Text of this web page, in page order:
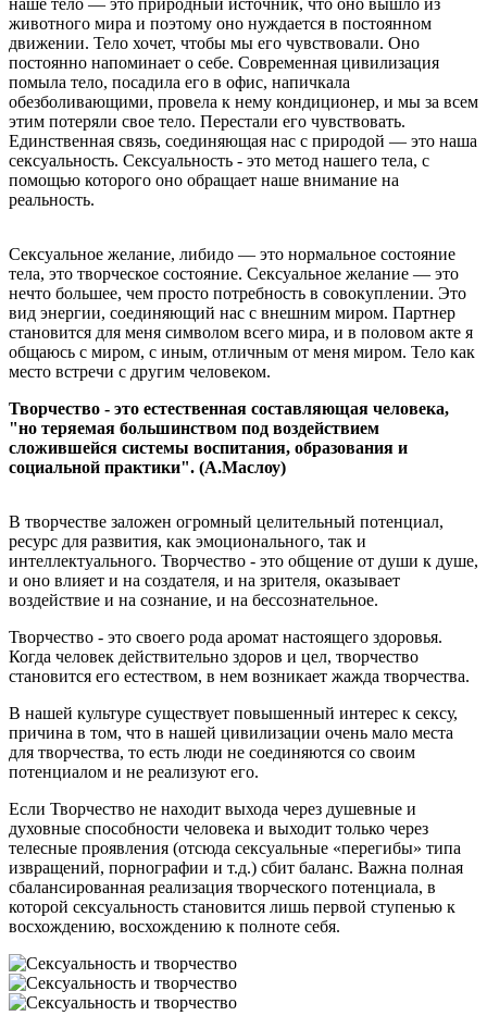
животного мира и поэтому оно нуждается в постоянном
движении. Тело хочет, чтобы мы его чувствовали. Оно
постоянно напоминает о себе. Современная цивилизация
помыла тело, посадила его в офис, напичкала
обезболивающими, провела к нему кондиционер, и мы за всем
этим потеряли свое тело. Перестали его чувствовать.
Единственная связь, соединяющая нас с природой — это наша
сексуальность. Сексуальность - это метод нашего тела, с
помощью которого оно обращает наше внимание на
реальность.
Сексуальное желание, либидо — это нормальное состояние
тела, это творческое состояние. Сексуальное желание — это
нечто большее, чем просто потребность в совокуплении. Это
вид энергии, соединяющий нас с внешним миром. Партнер
становится для меня символом всего мира, и в половом акте я
общаюсь с миром, с иным, отличным от меня миром. Тело как
место встречи с другим человеком.
Творчество - это естественная составляющая человека,
"но теряемая большинством под воздействием
сложившейся системы воспитания, образования и
социальной практики". (А.Маслоу)
В творчестве заложен огромный целительный потенциал,
ресурс для развития, как эмоционального, так и
интеллектуального. Творчество - это общение от души к душе,
и оно влияет и на создателя, и на зрителя, оказывает
воздействие и на сознание, и на бессознательное.
Творчество - это своего рода аромат настоящего здоровья.
Когда человек действительно здоров и цел, творчество
становится его естеством, в нем возникает жажда творчества.
В нашей культуре существует повышенный интерес к сексу,
причина в том, что в нашей цивилизации очень мало места
для творчества, то есть люди не соединяются со своим
потенциалом и не реализуют его.
Если Творчество не находит выхода через душевные и
духовные способности человека и выходит только через
телесные проявления (отсюда сексуальные «перегибы» типа
извращений, порнографии и т.д.) сбит баланс. Важна полная
сбалансированная реализация творческого потенциала, в
которой сексуальность становится лишь первой ступенью к
восхождению, восхождению к полноте себя.